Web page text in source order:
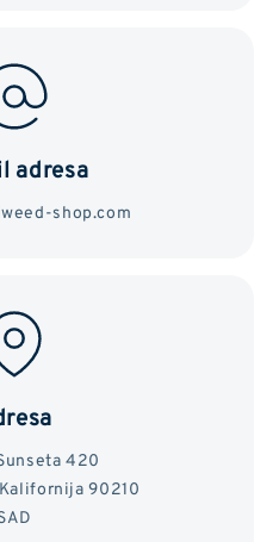
adresa
shop.com
420
90210